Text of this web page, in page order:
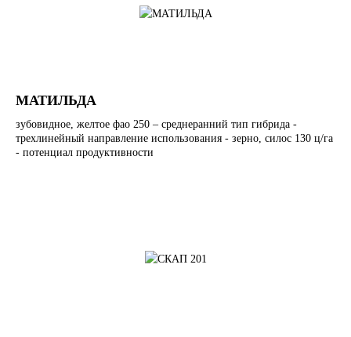
МАТИЛЬДА
зубовидное, желтое фао 250 – среднеранний тип гибрида -
трехлинейный направление использования - зерно, силос 130 ц/га
- потенциал продуктивности